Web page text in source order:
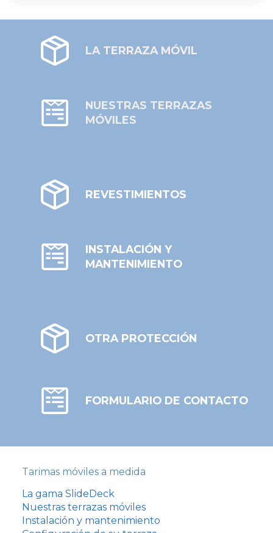
LA TERRAZA MÓVIL
NUESTRAS TERRAZAS
MÓVILES
REVESTIMIENTOS
INSTALACIÓN Y
MANTENIMIENTO
OTRA PROTECCIÓN
FORMULARIO DE CONTACTO
Tarimas móviles a medida
La gama SlideDeck
Nuestras terrazas móviles
Instalación y mantenimiento